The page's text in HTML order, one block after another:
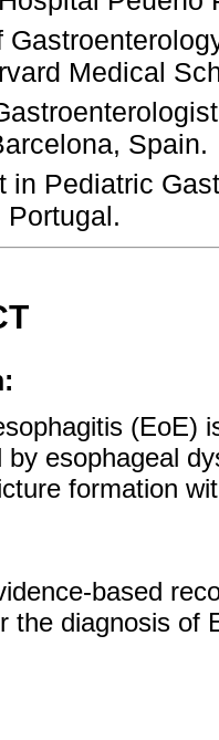
Medical
Spain.
in Pediatric
Portugal.
(EoE)
by esophageal
formation
based
the diagnosis of